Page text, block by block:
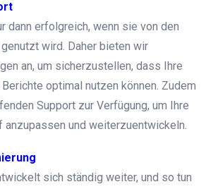
dann erfolgreich, wenn sie von den
wird. Daher bieten wir
an, um sicherzustellen, dass Ihre
optimal nutzen können. Zudem
Support zur Verfügung, um Ihre
und weiterzuentwickeln.
sich ständig weiter, und so tun